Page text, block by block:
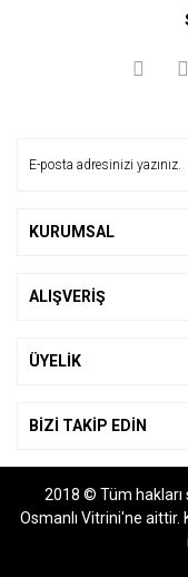
kullanarak tarafımıza
Görüş ve önerileriniz
Ürün
KURUMSAL
ALIŞVERİŞ
ÜYELİK
BİZİ TAKİP EDİN
2018 © Tüm hakları
Osmanlı Vitrini'ne aittir.